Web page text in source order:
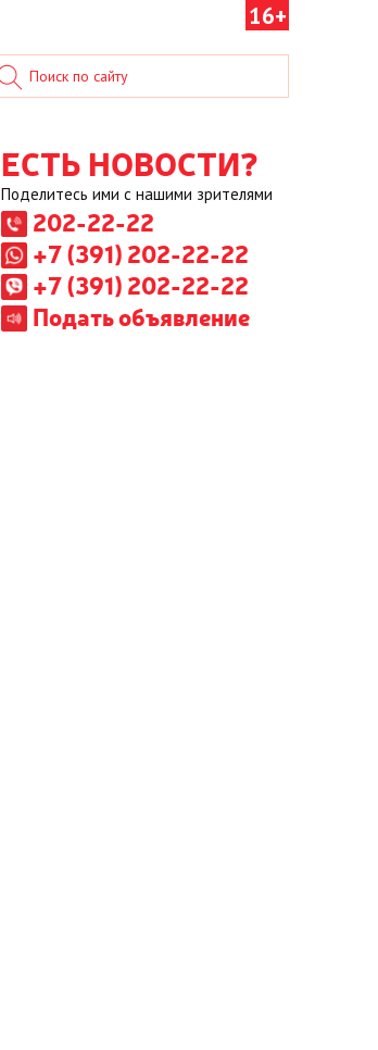
16+
ЕСТЬ НОВОСТИ?
Поделитесь ими с нашими зрителями
202-22-22
+7 (391) 202-22-22
+7 (391) 202-22-22
Подать объявление